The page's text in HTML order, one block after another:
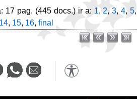
17 pag. (445 docs.) ir a: 1,2,3,4,5,
14, 15, 16, final